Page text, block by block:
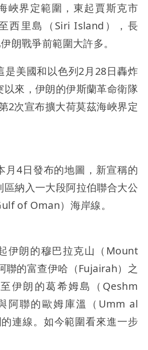
峽界定範圍，東起賈斯克市
至西里島（Siri Island），長
朗戰爭前範圍大許多。
是美國和以色列2月28日轟炸
以來，伊朗的伊斯蘭革命衛隊
2次宣布擴大荷莫茲海峽界定
月4日發布的地圖，新宣稱的
區納入一大段阿拉伯聯合大公
of Oman）海岸線。
伊朗的穆巴拉克山（Mount
聯的富查伊哈（Fujairah）之
伊朗的葛希姆島（Qeshm
阿聯的歐姆庫溫（Umm al
連線。如今範圍看來進一步